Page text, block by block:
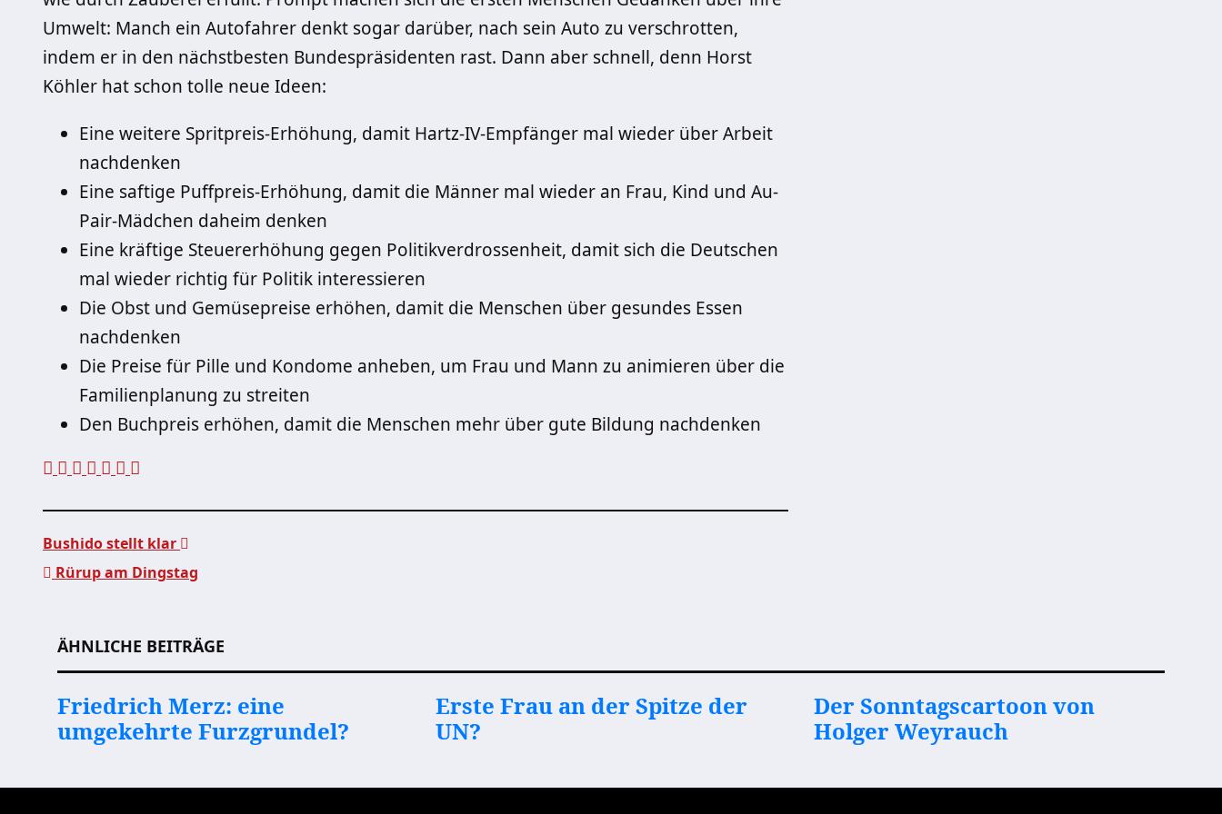
Umwelt: Manch ein Autofahrer denkt sogar darüber, nach sein Auto zu verschrotten,
indem er in den nächstbesten Bundespräsidenten rast. Dann aber schnell, denn Horst
Köhler hat schon tolle neue Ideen:
Eine weitere Spritpreis-Erhöhung, damit Hartz-IV-Empfänger mal wieder über Arbeit
nachdenken
Eine saftige Puffpreis-Erhöhung, damit die Männer mal wieder an Frau, Kind und Au-
Pair-Mädchen daheim denken
Eine kräftige Steuererhöhung gegen Politikverdrossenheit, damit sich die Deutschen
mal wieder richtig für Politik interessieren
Die Obst und Gemüsepreise erhöhen, damit die Menschen über gesundes Essen
nachdenken
Die Preise für Pille und Kondome anheben, um Frau und Mann zu animieren über die
Familienplanung zu streiten
Den Buchpreis erhöhen, damit die Menschen mehr über gute Bildung nachdenken
Bushido stellt klar
Rürup am Dingstag
ÄHNLICHE BEITRÄGE
Friedrich Merz: eine
umgekehrte Furzgrundel?
Erste Frau an der Spitze der
UN?
Der Sonntagscartoon von
Holger Weyrauch